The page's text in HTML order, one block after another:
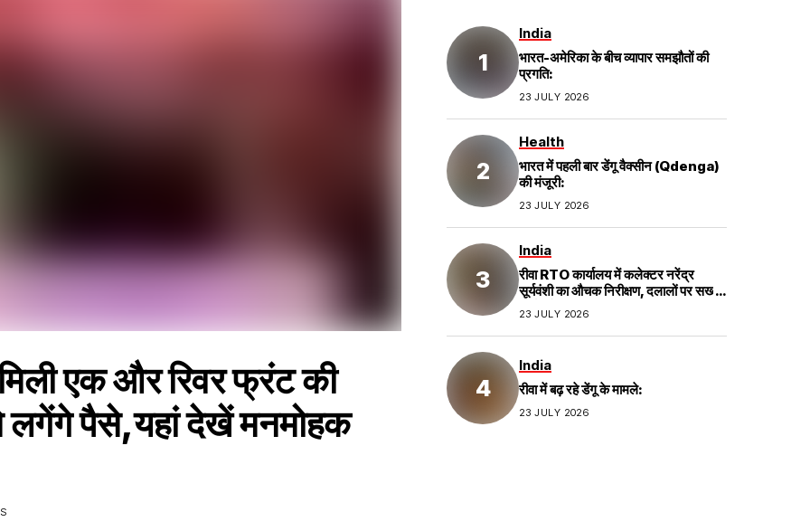
एक और रिवर फ्रंट की
लगेंगे पैसे,यहां देखें मनमोहक
India
भारत-अमेरिका के बीच व्यापार समझौतों की
प्रगति:
23 JULY 2026
Health
भारत में पहली बार डेंगू वैक्सीन (Qdenga)
की मंजूरी:
23 JULY 2026
India
रीवा RTO कार्यालय में कलेक्टर नरेंद्र
सूर्यवंशी का औचक निरीक्षण, दलालों पर सख्त
कार्रवाई;
23 JULY 2026
India
रीवा में बढ़ रहे डेंगू के मामले:
23 JULY 2026